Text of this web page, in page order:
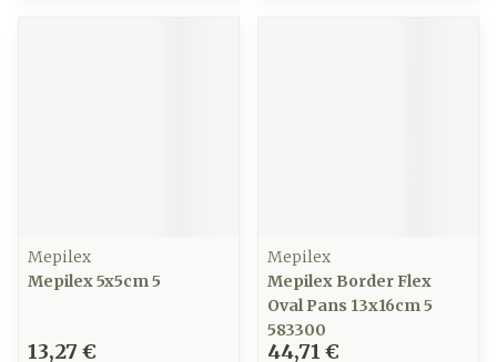
Mepilex
Mepilex 5x5cm 5
13,27 €
Mepilex
Mepilex Border Flex
Oval Pans 13x16cm 5
583300
44,71 €